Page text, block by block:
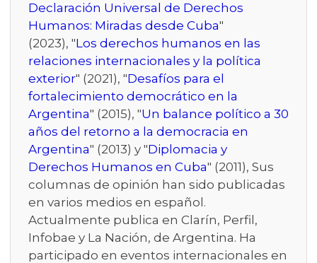
Declaración Universal de Derechos
Humanos: Miradas desde Cuba"
(2023), "Los derechos humanos en las
relaciones internacionales y la política
exterior" (2021), "Desafíos para el
fortalecimiento democrático en la
Argentina" (2015), "Un balance político a 30
años del retorno a la democracia en
Argentina" (2013) y "Diplomacia y
Derechos Humanos en Cuba" (2011), Sus
columnas de opinión han sido publicadas
en varios medios en español.
Actualmente publica en Clarín, Perfil,
Infobae y La Nación, de Argentina. Ha
participado en eventos internacionales en